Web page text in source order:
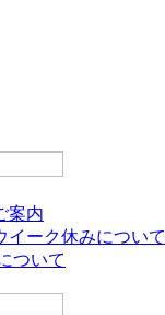
案内
イーク休みについて
ついて